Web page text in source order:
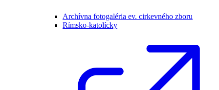
Archívna fotogaléria ev. cirkevného zboru
Rímsko-katolícky